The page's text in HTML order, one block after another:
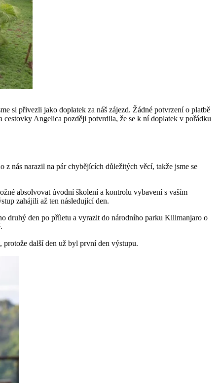
si přivezli jako doplatek za náš zájezd. Žádné potvrzení o platbě
Angelica později potvrdila, že se k ní doplatek v pořádku
nás narazil na pár chybějících důležitých věcí, takže jsme se
absolvovat úvodní školení a kontrolu vybavení s vaším
zahájili až ten následující den.
druhý den po příletu a vyrazit do národního parku Kilimanjaro o
protože další den už byl první den výstupu.